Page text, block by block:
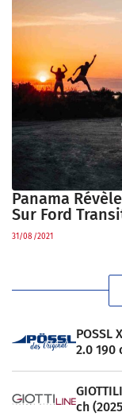
Panama
Sur Ford
31/08/2021
POSSL
2.0 190
ch